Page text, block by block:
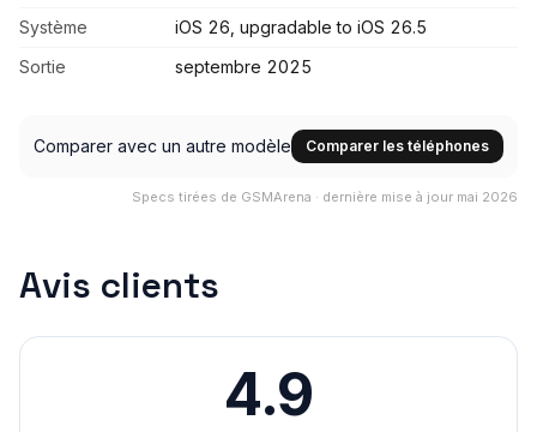
Système
iOS 26, upgradable to iOS 26.5
Sortie
septembre 2025
Comparer avec un autre modèle Comparer les téléphones
Specs tirées de GSMArena · dernière mise à jour mai 2026
Avis clients
4.9